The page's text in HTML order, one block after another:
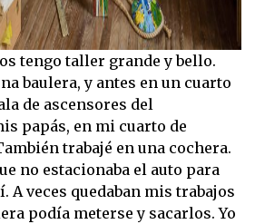
tengo taller grande y bello.
baulera, y antes en un cuarto
de ascensores del
papás, en mi cuarto de
trabajé en una cochera.
no estacionaba el auto para
A veces quedaban mis trabajos
podía meterse y sacarlos. Yo